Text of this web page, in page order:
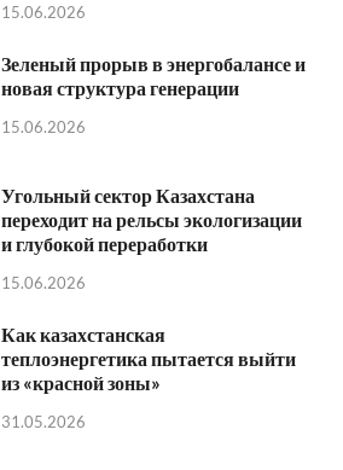
15.06.2026
Зеленый прорыв в энергобалансе и
новая структура генерации
15.06.2026
Угольный сектор Казахстана
переходит на рельсы экологизации
и глубокой переработки
15.06.2026
Как казахстанская
теплоэнергетика пытается выйти
из «красной зоны»
31.05.2026